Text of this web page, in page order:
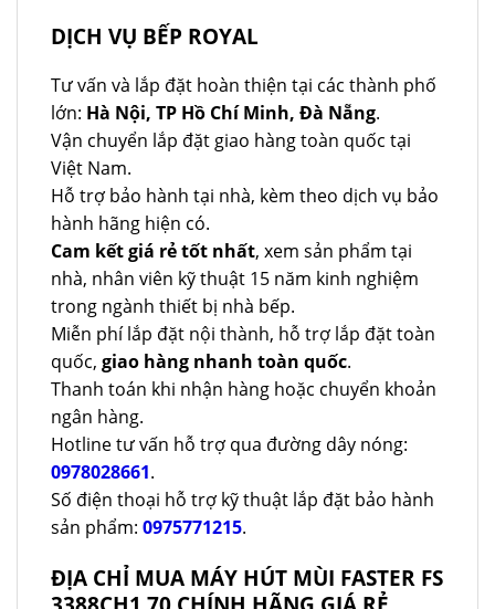
5.460.000 ₫.
DỊCH VỤ BẾP ROYAL
Tư vấn và lắp đặt hoàn thiện tại các thành phố
lớn: Hà Nội, TP Hồ Chí Minh, Đà Nẵng.
Vận chuyển lắp đặt giao hàng toàn quốc tại
Việt Nam.
Hỗ trợ bảo hành tại nhà, kèm theo dịch vụ bảo
hành hãng hiện có.
Cam kết giá rẻ tốt nhất, xem sản phẩm tại
nhà, nhân viên kỹ thuật 15 năm kinh nghiệm
trong ngành thiết bị nhà bếp.
Miễn phí lắp đặt nội thành, hỗ trợ lắp đặt toàn
quốc, giao hàng nhanh toàn quốc.
Thanh toán khi nhận hàng hoặc chuyển khoản
ngân hàng.
Hotline tư vấn hỗ trợ qua đường dây nóng:
0978028661.
Số điện thoại hỗ trợ kỹ thuật lắp đặt bảo hành
sản phẩm: 0975771215.
ĐỊA CHỈ MUA MÁY HÚT MÙI FASTER FS